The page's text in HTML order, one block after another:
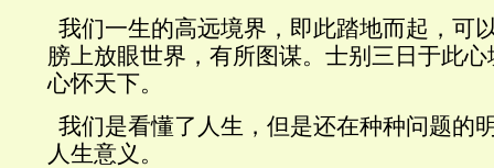
我们一生的高远境界，即此踏地而起，可
膀上放眼世界，有所图谋。士别三日于此
心怀天下。
我们是看懂了人生，但是还在种种问题的
人生意义。